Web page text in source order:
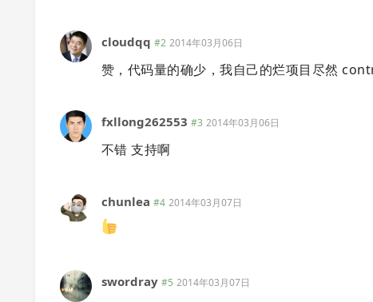
cloudqq #2 2014年03月06日
赞，代码量的确少，我自己的烂项目尽然
fxllong262553 #3 2014年03月06日
不错 支持啊
chunlea #4 2014年03月07日
swordray #5 2014年03月07日